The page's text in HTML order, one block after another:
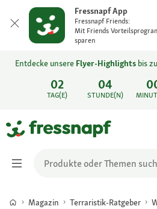
Fressnapf App
Fressnapf Friends:
Mit Friends
sparen
02
TAG(E)
04
STUNDE(N)
Entdecke unsere Flyer-Highlights bis
Magazin Terraristik-Ratgeber